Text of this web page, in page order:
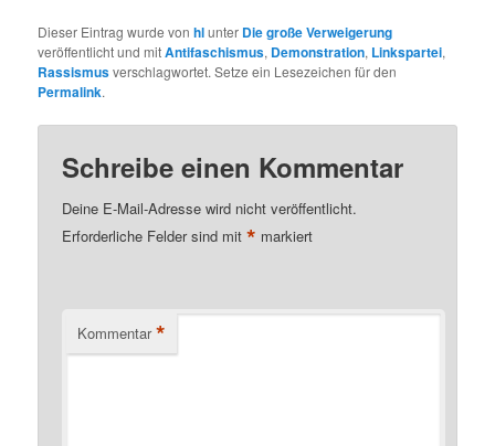
Dieser Eintrag wurde vonhlunter Die große Verweigerung
veröffentlicht und mitAntifaschismus, Demonstration, Linkspartei,
Rassismusverschlagwortet. Setze ein Lesezeichen für den
Permalink.
Schreibe einen Kommentar
Deine E-Mail-Adresse wird nicht veröffentlicht.
Erforderliche Felder sind mit* markiert
Kommentar *